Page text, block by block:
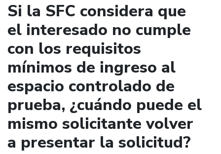
Si la SFC considera que
el interesado no cumple
con los requisitos
mínimos de ingreso al
espacio controlado de
prueba, ¿cuándo puede el
mismo solicitante volver
a presentar la solicitud?